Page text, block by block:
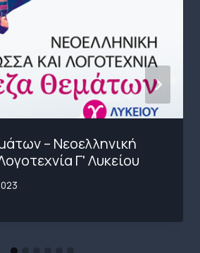
– Νεοελληνική
Γʹ Λυκείου